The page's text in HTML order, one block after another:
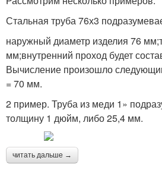
Стальная труба 76х3
наружный диаметр изделия 76
мм;внутренний проход будет
Вычисление произошло
= 70 мм.
2 пример. Труба из меди 1»
толщину 1 дюйм, либо 25,4 мм.
читать дальше →